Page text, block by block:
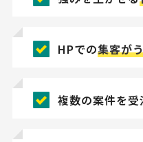
HPでの集客が
複数の案件を受